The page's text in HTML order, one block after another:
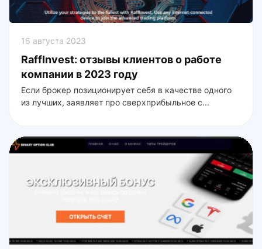
16 августа 2023
RaffInvest: отзывы клиентов о работе
компании в 2023 году
Если брокер позиционирует себя в качестве одного
из лучших, заявляет про сверхприбыльное с...